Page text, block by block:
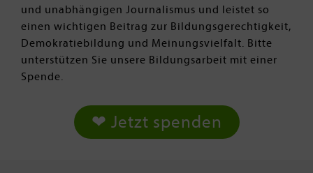
und unabhängigen Journalismus und leistet so
einen wichtigen Beitrag zur Bildungsgerechtigkeit,
Demokratiebildung und Meinungsvielfalt. Bitte
unterstützen Sie unsere Bildungsarbeit mit einer
Spende.
❤ Jetzt spenden